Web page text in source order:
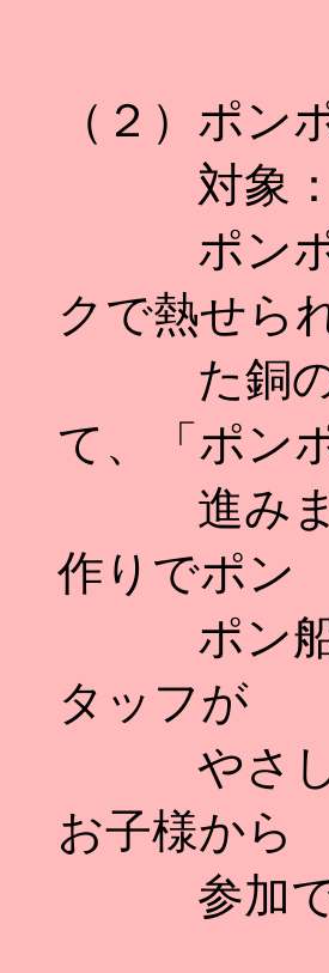
（２）ポン
対象：
ポンポン
クで熱せら
た銅のパ
て、「ポン
進みます
作りでポン
ポン船を
タッフが
やさしく
お子様から
参加で